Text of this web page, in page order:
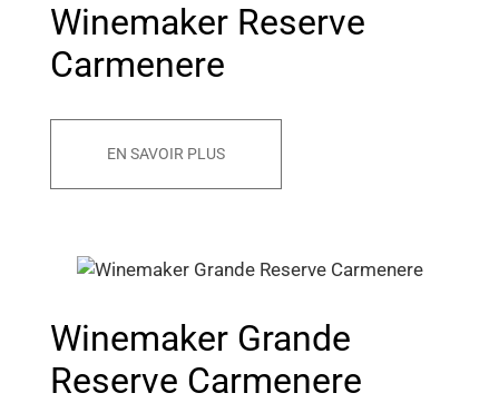
Winemaker Reserve
Carmenere
EN SAVOIR PLUS
Winemaker Grande
Reserve Carmenere